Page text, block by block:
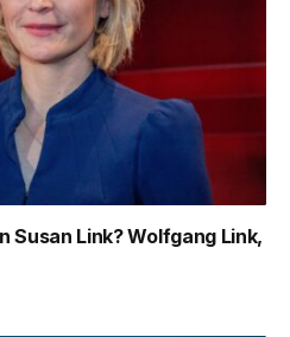
Susan Link? Wolfgang Link,